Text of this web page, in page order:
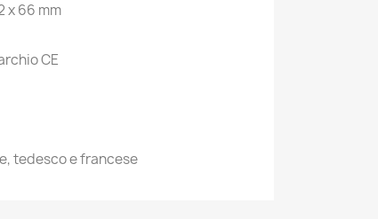
x 66 mm
CE
tedesco e francese